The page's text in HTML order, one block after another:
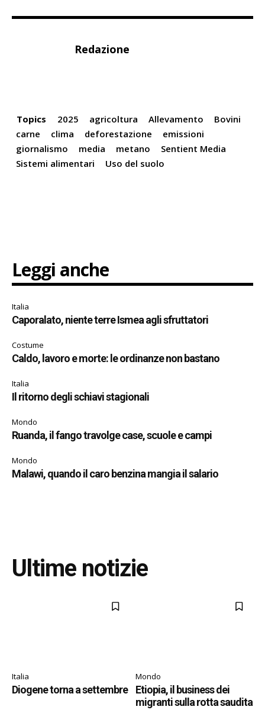
Redazione
Topics 2025 agricoltura Allevamento
Bovini
carne
clima deforestazione
emissioni
giornalismo
media metano
Sentient Media
Sistemi alimentari
Uso del suolo
Leggi anche
Italia
Caporalato, niente terre Ismea agli sfruttatori
Costume
Caldo, lavoro e morte: le ordinanze non bastano
Italia
Il ritorno degli schiavi stagionali
Mondo
Ruanda, il fango travolge case, scuole e campi
Mondo
Malawi, quando il caro benzina mangia il salario
Ultime notizie
Italia
Diogene torna a settembre
Mondo
Etiopia, il business dei
migranti sulla rotta saudita